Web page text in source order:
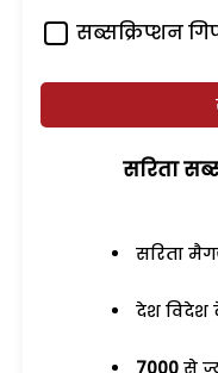
सब्सक्रिप्शन
सरिता
सरिता
देश विदेश
7000 से